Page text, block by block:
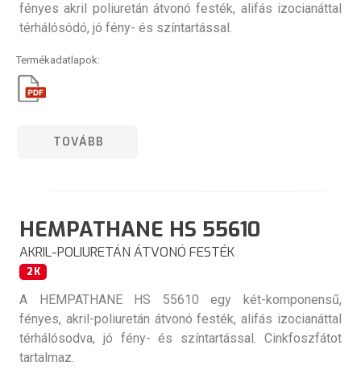
fényes akril poliuretán átvonó festék, alifás izocianáttal
térhálósódó, jó fény- és színtartással.
Termékadatlapok:
TOVÁBB
HEMPATHANE HS 55610
AKRIL-POLIURETÁN ÁTVONÓ FESTÉK
2K
A HEMPATHANE HS 55610 egy két-komponensű,
fényes, akril-poliuretán átvonó festék, alifás izocianáttal
térhálósodva, jó fény- és színtartással. Cinkfoszfátot
tartalmaz.